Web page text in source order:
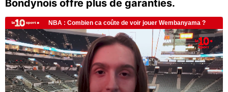
Bondynois offre plus de garanties.